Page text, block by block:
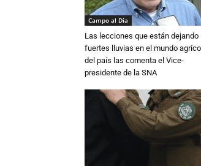
Campo al Día
Las lecciones que están dejando
fuertes lluvias en el mundo
del país las comenta el Vice-
presidente de la SNA